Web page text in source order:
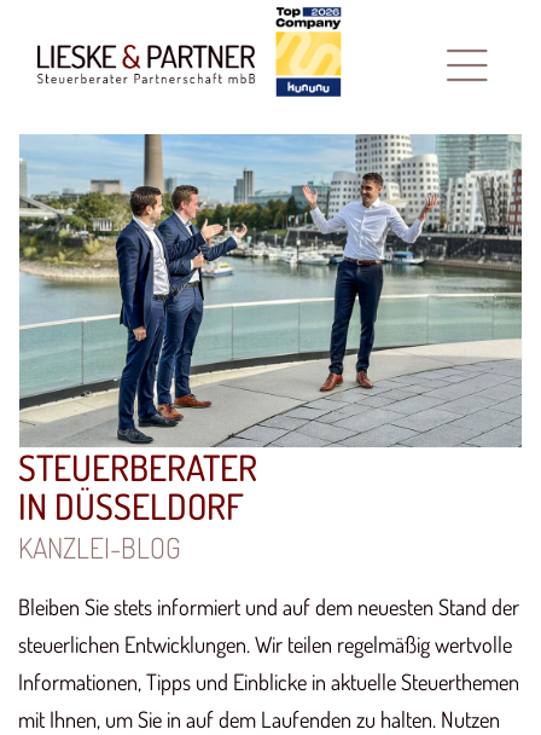
STEUERBERATER
IN DÜSSELDORF
KANZLEI-BLOG
Bleiben Sie stets informiert und auf dem neuesten Stand der
steuerlichen Entwicklungen. Wir teilen regelmäßig wertvolle
Informationen, Tipps und Einblicke in aktuelle Steuerthemen
mit Ihnen, um Sie in auf dem Laufenden zu halten. Nutzen